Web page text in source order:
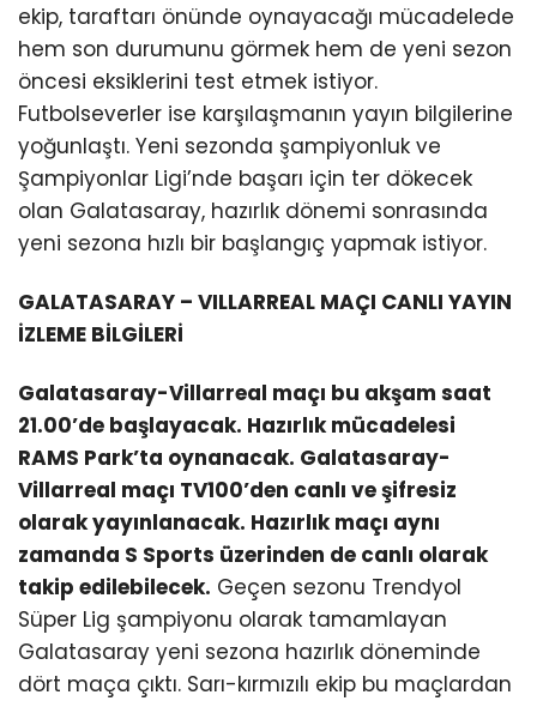
ekip, taraftarı önünde oynayacağı mücadelede
hem son durumunu görmek hem de yeni sezon
öncesi eksiklerini test etmek istiyor.
Futbolseverler ise karşılaşmanın yayın bilgilerine
yoğunlaştı. Yeni sezonda şampiyonluk ve
Şampiyonlar Ligi’nde başarı için ter dökecek
olan Galatasaray, hazırlık dönemi sonrasında
yeni sezona hızlı bir başlangıç yapmak istiyor.
GALATASARAY – VILLARREAL MAÇI CANLI YAYIN
İZLEME BİLGİLERİ
Galatasaray-Villarreal maçı bu akşam saat
21.00’de başlayacak. Hazırlık mücadelesi
RAMS Park’ta oynanacak. Galatasaray-
Villarreal maçı TV100’den canlı ve şifresiz
olarak yayınlanacak. Hazırlık maçı aynı
zamanda S Sports üzerinden de canlı olarak
takip edilebilecek. Geçen sezonu Trendyol
Süper Lig şampiyonu olarak tamamlayan
Galatasaray yeni sezona hazırlık döneminde
dört maça çıktı. Sarı-kırmızılı ekip bu maçlardan